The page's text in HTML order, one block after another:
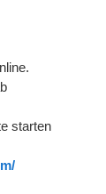
starten